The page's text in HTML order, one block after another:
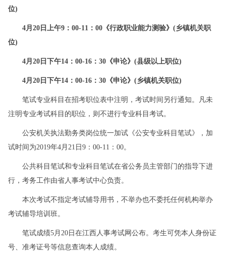
位)
4月20日上午9：00-11：00《行政职业能力测验》(乡镇机关职
位)
4月20日下午14：00-16：30《申论》(县级以上职位)
4月20日下午14：00-16：30《申论》(乡镇机关职位)
笔试专业科目在招考职位表中注明，考试时间另行通知。凡未
注明专业考试科目的职位，则不进行专业科目考试。
公安机关执法勤务类岗位统一加试《公安专业科目笔试》，加
试时间为2019年4月21日9：00-11：00。
公共科目笔试和专业科目笔试在省公务员主管部门的指导下进
行，考务工作由省人事考试中心负责。
本次考试不指定考试辅导用书，不举办也不委托任何机构举办
考试辅导培训班。
笔试成绩5月20日在江西人事考试网公布。考生可凭本人身份证
号、准考证号等信息查询本人成绩。